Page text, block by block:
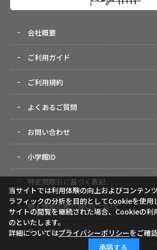
会社概要
ご利用ガイド
ご利用規約
よくあるご質問
お問い合わせ
小学館ID
特定商取引に基づく表記
個人情報の取り扱いについて
サイトマップ
当サイトでは利用体験の向上およびコンテン
ラフィックの分析を目的としてCookieを使用
サイトの閲覧を継続された場合、Cookieの利
のといたします。
詳細についてはプライバシーポリシーをご確
承諾する